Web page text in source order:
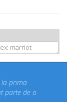
Concediul
un concediu